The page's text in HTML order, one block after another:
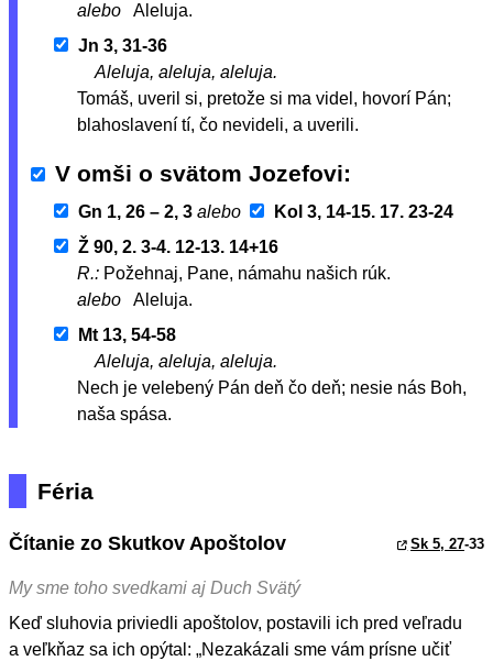
alebo
Aleluja.
Jn 3, 31-36
Aleluja, aleluja, aleluja.
Tomáš, uveril si, pretože si ma videl, hovorí Pán;
blahoslavení tí, čo nevideli, a uverili.
V omši o svätom Jozefovi
Gn 1, 26 – 2, 3 alebo
Kol 3, 14-15. 17. 23-24
Ž 90, 2. 3-4. 12-13. 14+16
R.: Požehnaj, Pane, námahu našich rúk.
alebo
Aleluja.
Mt 13, 54-58
Aleluja, aleluja, aleluja.
Nech je velebený Pán deň čo deň; nesie nás Boh,
naša spása.
Féria
Čítanie zo Skutkov Apoštolov Sk 5, 27-33
My sme toho svedkami aj Duch Svätý
Keď sluhovia priviedli apoštolov, postavili ich pred veľradu
a veľkňaz sa ich opýtal: „Nezakázali sme vám prísne učiť